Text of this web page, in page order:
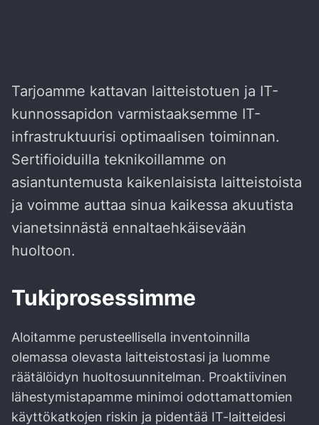
Tarjoamme kattavan laitteistotuen ja IT-
kunnossapidon varmistaaksemme IT-
infrastruktuurisi optimaalisen toiminnan.
Sertifioiduilla teknikoillamme on
asiantuntemusta kaikenlaisista laitteistoista
ja voimme auttaa sinua kaikessa akuutista
vianetsinnästä ennaltaehkäisevään
huoltoon.
Tukiprosessimme
Aloitamme perusteellisella inventoinnilla
olemassa olevasta laitteistostasi ja luomme
räätälöidyn huoltosuunnitelman. Proaktiivinen
lähestymistapamme minimoi odottamattomien
käyttökatkojen riskin ja pidentää IT-laitteidesi